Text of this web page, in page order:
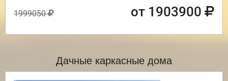
1999050 от 1903900
Дачные каркасные дома